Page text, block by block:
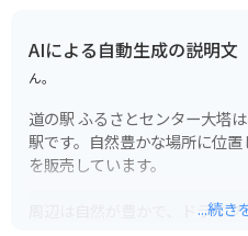
AIによる自動生成の説明文
ん。
道の駅 ふるさとセンター大塔
駅です。自然豊かな場所に位
を販売しています。
周辺は自然が豊かで、ドライ
...続き